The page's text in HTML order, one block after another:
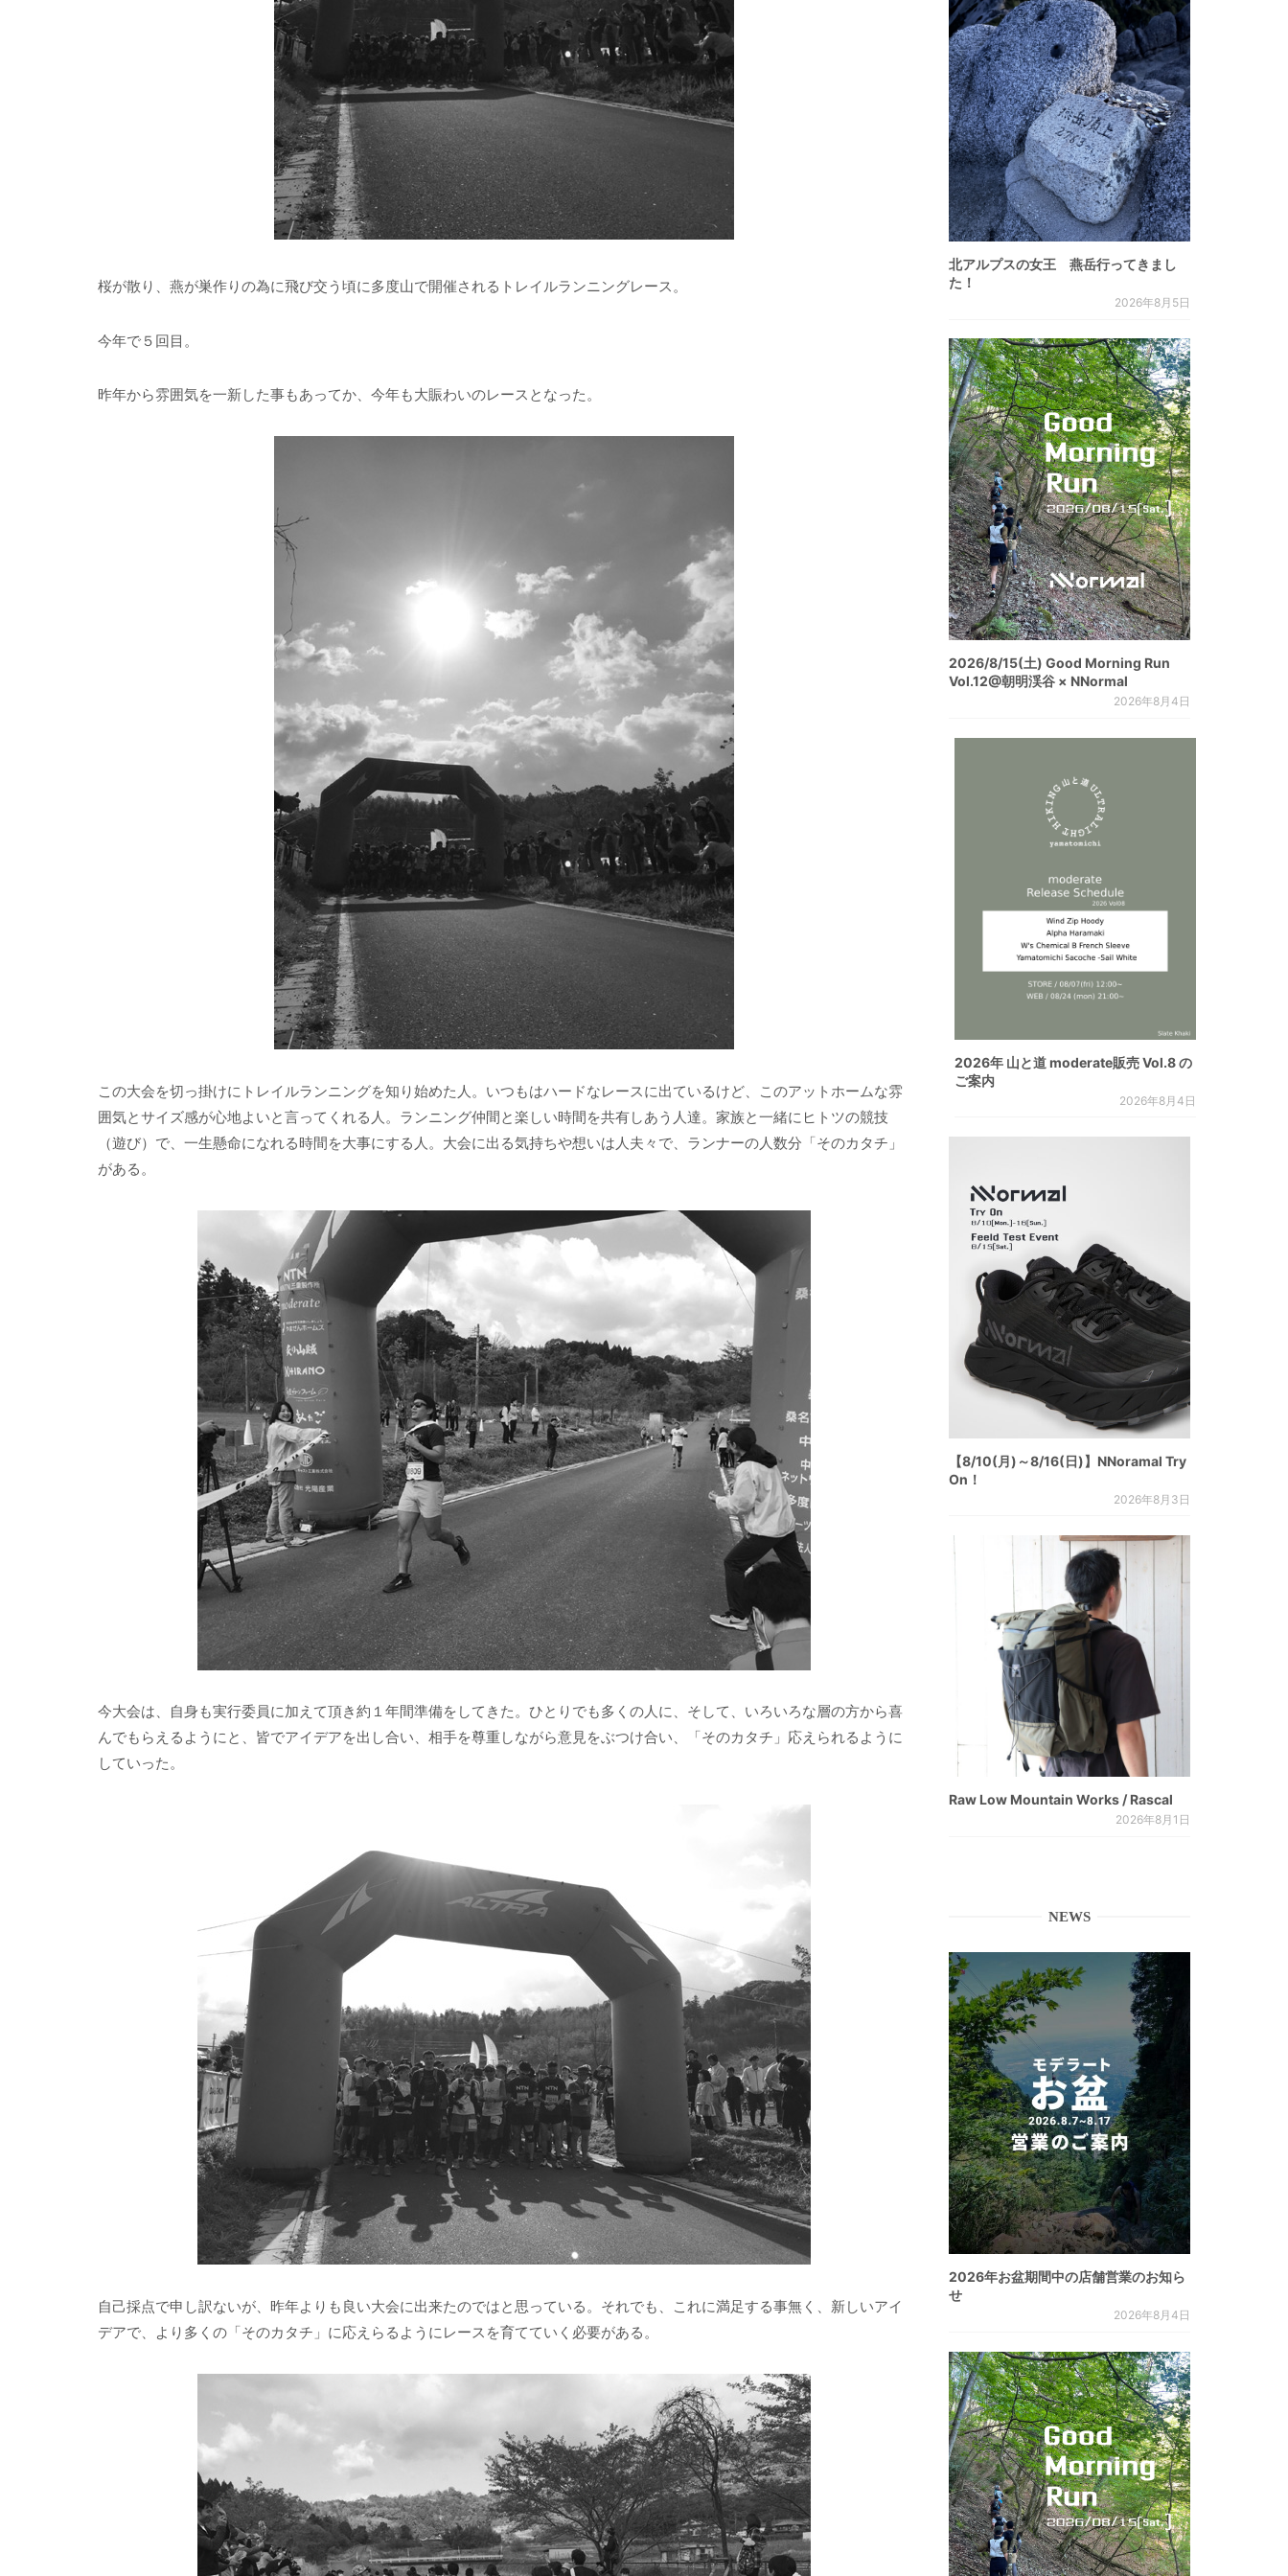
桜が散り、燕が巣作りの為に飛び交う頃に多度山で開催されるトレイルランニングレース。
今年で５回目。
昨年から雰囲気を一新した事もあってか、今年も大賑わいのレースとなった。
この大会を切っ掛けにトレイルランニングを知り始めた人。いつもはハードなレースに出ているけど、このアットホームな雰
囲気とサイズ感が心地よいと言ってくれる人。ランニング仲間と楽しい時間を共有しあう人達。家族と一緒にヒトツの競技
（遊び）で、一生懸命になれる時間を大事にする人。大会に出る気持ちや想いは人夫々で、ランナーの人数分「そのカタチ」
がある。
今大会は、自身も実行委員に加えて頂き約１年間準備をしてきた。ひとりでも多くの人に、そして、いろいろな層の方から喜
んでもらえるようにと、皆でアイデアを出し合い、相手を尊重しながら意見をぶつけ合い、「そのカタチ」応えられるように
していった。
自己採点で申し訳ないが、昨年よりも良い大会に出来たのではと思っている。それでも、これに満足する事無く、新しいアイ
デアで、より多くの「そのカタチ」に応えらるようにレースを育てていく必要がある。
北アルプスの女王 燕岳行ってきまし
た！
2026年8月5日
2026/8/15(土) Good Morning Run
Vol.12@朝明渓谷 × NNormal
2026年8月4日
2026年 山と道 moderate販売 Vol.8 の
ご案内
2026年8月4日
【8/10(月)～8/16(日)】NNoramal Try
On！
2026年8月3日
Raw Low Mountain Works / Rascal
2026年8月1日
NEWS
2026年お盆期間中の店舗営業のお知ら
せ
2026年8月4日